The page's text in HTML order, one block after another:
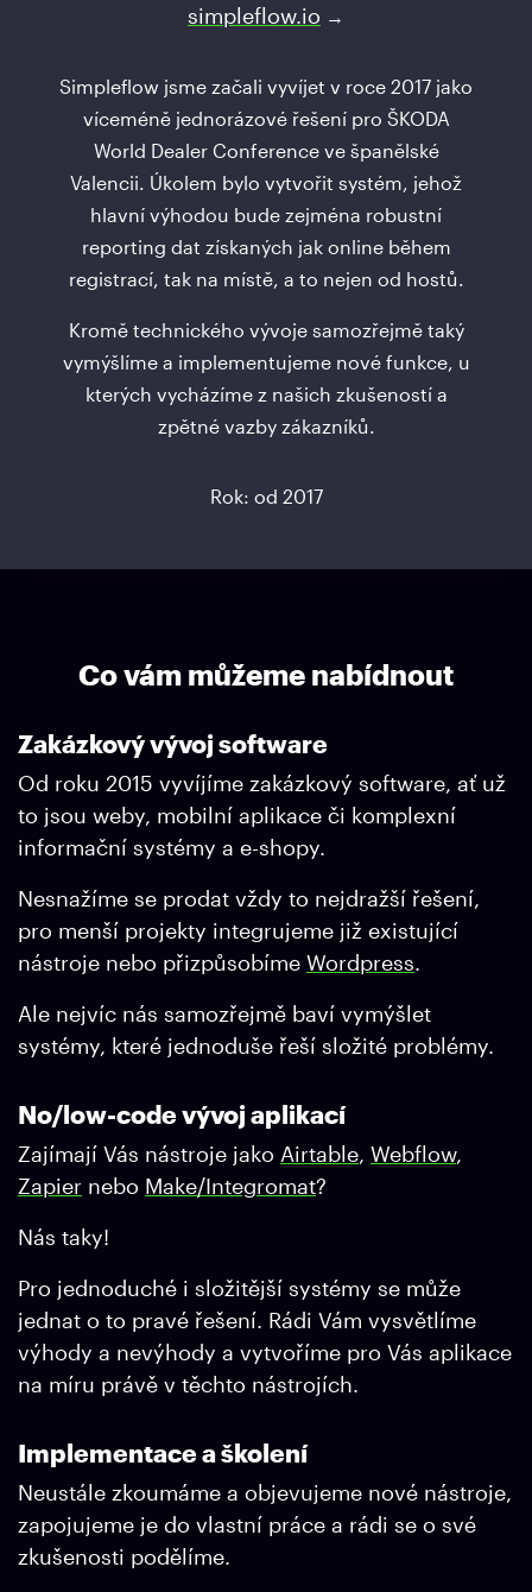
simpleflow.io →
Simpleflow jsme začali vyvíjet v roce 2017 jako
víceméně jednorázové řešení pro ŠKODA
World Dealer Conference ve španělské
Valencii. Úkolem bylo vytvořit systém, jehož
hlavní výhodou bude zejména robustní
reporting dat získaných jak online během
registrací, tak na místě, a to nejen od hostů.
Kromě technického vývoje samozřejmě taký
vymýšlíme a implementujeme nové funkce, u
kterých vycházíme z našich zkušeností a
zpětné vazby zákazníků.
Rok: od 2017
Co vám můžeme nabídnout
Zakázkový vývoj software
Od roku 2015 vyvíjíme zakázkový software, ať už
to jsou weby, mobilní aplikace či komplexní
informační systémy a e-shopy.
Nesnažíme se prodat vždy to nejdražší řešení,
pro menší projekty integrujeme již existující
nástroje nebo přizpůsobíme Wordpress.
Ale nejvíc nás samozřejmě baví vymýšlet
systémy, které jednoduše řeší složité problémy.
No/low-code vývoj aplikací
Zajímají Vás nástroje jako Airtable, Webflow,
Zapier nebo Make/Integromat?
Nás taky!
Pro jednoduché i složitější systémy se může
jednat o to pravé řešení. Rádi Vám vysvětlíme
výhody a nevýhody a vytvoříme pro Vás aplikace
na míru právě v těchto nástrojích.
Implementace a školení
Neustále zkoumáme a objevujeme nové nástroje,
zapojujeme je do vlastní práce a rádi se o své
zkušenosti podělíme.